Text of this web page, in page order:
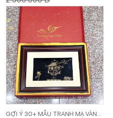
GỢI Ý 30+ MẪU TRANH MẠ VÀNG